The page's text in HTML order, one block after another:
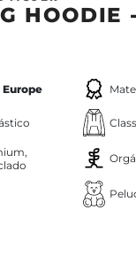
HOODIE
Europe